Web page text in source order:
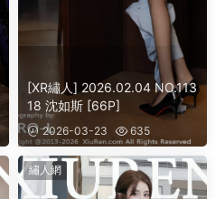
[XR繡人] 2026.02.04 NO.113
18 沈如斯 [66P]
2026-03-23 635
繡人網